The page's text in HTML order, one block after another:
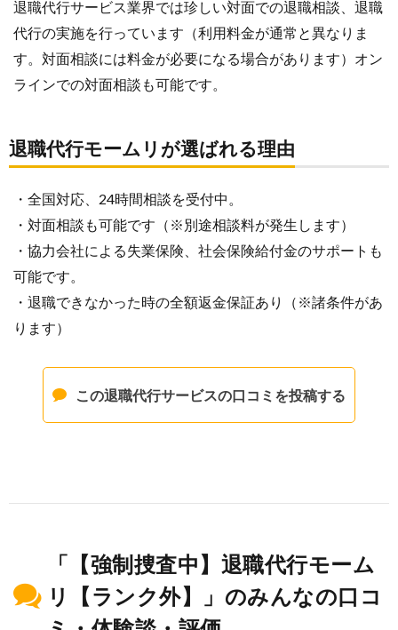
退職代行サービス業界では珍しい対面での退職相談、退職
代行の実施を行っています（利用料金が通常と異なりま
す。対面相談には料金が必要になる場合があります）オン
ラインでの対面相談も可能です。
退職代行モームリが選ばれる理由
・全国対応、24時間相談を受付中。
・対面相談も可能です（※別途相談料が発生します）
・協力会社による失業保険、社会保険給付金のサポートも
可能です。
・退職できなかった時の全額返金保証あり（※諸条件があ
ります）
この退職代行サービスの口コミを投稿する
「【強制捜査中】退職代行モーム
リ【ランク外】」のみんなの口コ